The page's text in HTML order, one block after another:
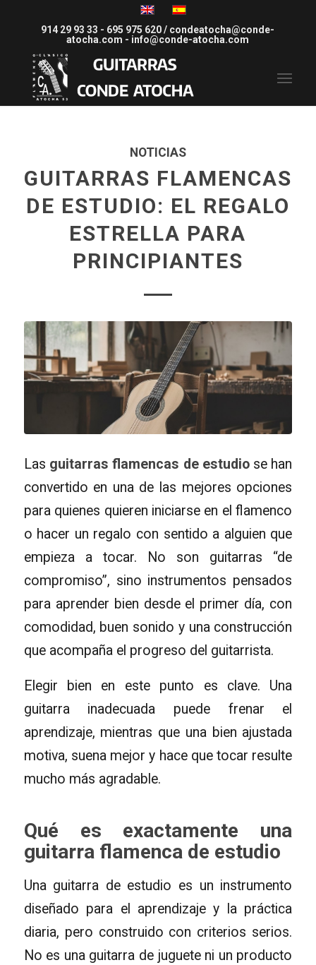
914 29 93 33 - 695 975 620/ condeatocha@conde-
atocha.com - info@conde-atocha.com
NOTICIAS
GUITARRAS FLAMENCAS
DE ESTUDIO: EL REGALO
ESTRELLA PARA
PRINCIPIANTES
Las guitarras flamencas de estudiose han
convertido en una de las mejores opciones
para quienes quieren iniciarse en el flamenco
o hacer un regalo con sentido a alguien que
empieza a tocar. No son guitarras “de
compromiso”, sino instrumentos pensados
para aprender bien desde el primer día, con
comodidad, buen sonido y una construcción
que acompaña el progreso del guitarrista.
Elegir bien en este punto es clave. Una
guitarra inadecuada puede frenar el
aprendizaje, mientras que una bien ajustada
motiva, suena mejor y hace que tocar resulte
mucho más agradable.
Qué es exactamente una
guitarra flamenca de estudio
Una guitarra de estudio es un instrumento
diseñado para el aprendizaje y la práctica
diaria, pero construido con criterios serios.
No es una guitarra de juguete ni un producto